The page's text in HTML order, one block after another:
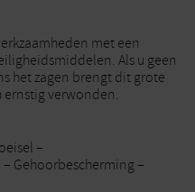
met een
Als u geen
het zagen brengt dit grote
ernstig verwonden.
–
Gehoorbescherming –